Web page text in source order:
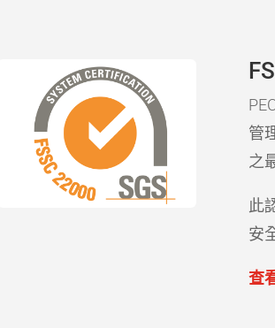
管
之
此
安
查